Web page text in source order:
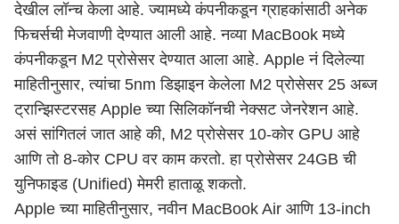
देखील लॉन्च केला आहे. ज्यामध्ये कंपनीकडून ग्राहकांसाठी अनेक
फिचर्सची मेजवाणी देण्यात आली आहे. नव्या MacBook मध्ये
कंपनीकडून M2 प्रोसेसर देण्यात आला आहे. Apple नं दिलेल्या
माहितीनुसार, त्यांचा 5nm डिझाइन केलेला M2 प्रोसेसर 25 अब्ज
ट्रान्झिस्टरसह Apple च्या सिलिकॉनची नेक्सट जेनरेशन आहे.
असं सांगितलं जात आहे की, M2 प्रोसेसर 10-कोर GPU आहे
आणि तो 8-कोर CPU वर काम करतो. हा प्रोसेसर 24GB ची
युनिफाइड (Unified) मेमरी हाताळू शकतो.
Apple च्या माहितीनुसार, नवीन MacBook Air आणि 13-inch